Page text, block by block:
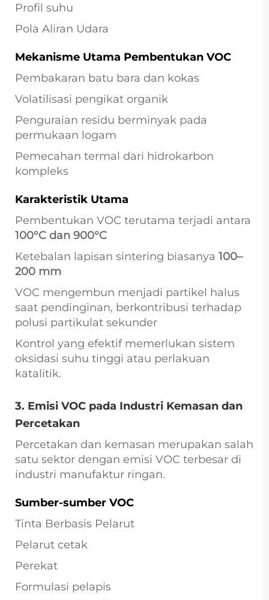
Profil suhu
Pola Aliran Udara
Mekanisme Utama Pembentukan VOC
Pembakaran batu bara dan kokas
Volatilisasi pengikat organik
Penguraian residu berminyak pada
permukaan logam
Pemecahan termal dari hidrokarbon
kompleks
Karakteristik Utama
Pembentukan VOC terutama terjadi antara
100°C dan 900°C
Ketebalan lapisan sintering biasanya 100–
200 mm
VOC mengembun menjadi partikel halus
saat pendinginan, berkontribusi terhadap
polusi partikulat sekunder
Kontrol yang efektif memerlukan sistem
oksidasi suhu tinggi atau perlakuan
katalitik.
3. Emisi VOC pada Industri Kemasan dan
Percetakan
Percetakan dan kemasan merupakan salah
satu sektor dengan emisi VOC terbesar di
industri manufaktur ringan.
Sumber-sumber VOC
Tinta Berbasis Pelarut
Pelarut cetak
Perekat
Formulasi pelapis